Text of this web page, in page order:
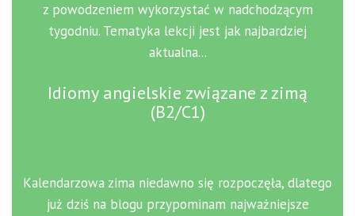
z powodzeniem wykorzystać w nadchodzącym
tygodniu. Tematyka lekcji jest jak najbardziej
aktualna...
Idiomy angielskie związane z zimą
(B2/C1)
Kalendarzowa zima niedawno się rozpoczęła, dlatego
już dziś na blogu przypominam najważniejsze